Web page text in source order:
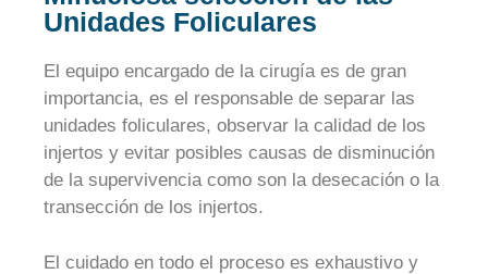
Unidades Foliculares
El equipo encargado de la cirugía es de gran
importancia, es el responsable de separar las
unidades foliculares, observar la calidad de los
injertos y evitar posibles causas de disminución
de la supervivencia como son la desecación o la
transección de los injertos.
El cuidado en todo el proceso es exhaustivo y